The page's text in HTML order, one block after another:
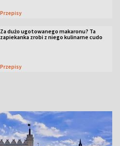
Przepisy
Za dużo ugotowanego makaronu? Ta
zapiekanka zrobi z niego kulinarne cudo
Przepisy